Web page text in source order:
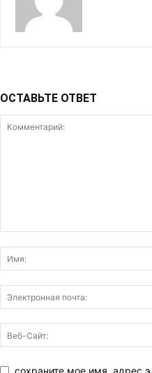
ОСТАВЬТЕ ОТВЕТ
сохраните мое имя, адрес